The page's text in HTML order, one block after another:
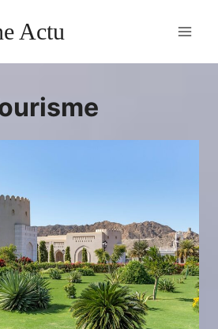
Actu